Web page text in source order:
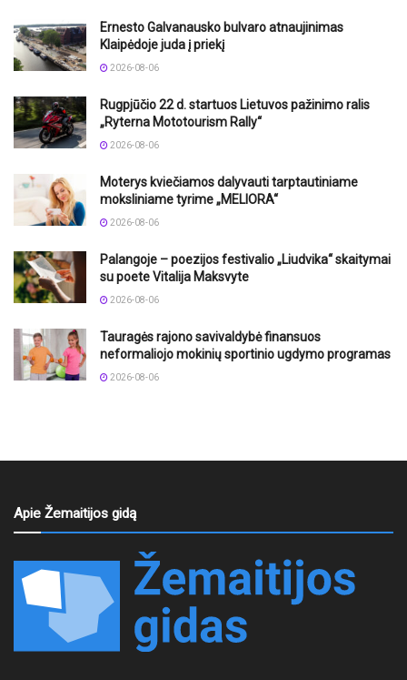
Ernesto Galvanausko bulvaro atnaujinimas
Klaipėdoje juda į priekį
2026-08-06
Rugpjūčio 22 d. startuos Lietuvos pažinimo ralis
„Ryterna Mototourism Rally“
2026-08-06
Moterys kviečiamos dalyvauti tarptautiniame
moksliniame tyrime „MELIORA“
2026-08-06
Palangoje – poezijos festivalio „Liudvika“ skaitymai
su poete Vitalija Maksvyte
2026-08-06
Tauragės rajono savivaldybė finansuos
neformaliojo mokinių sportinio ugdymo programas
2026-08-06
Apie Žemaitijos gidą